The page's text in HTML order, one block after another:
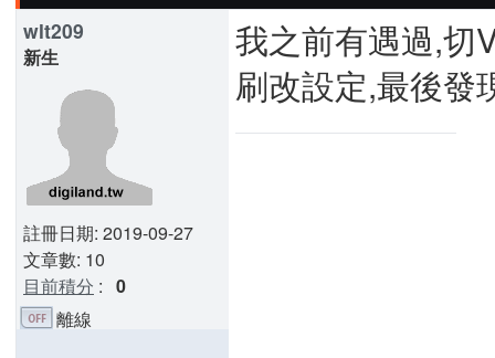
wlt209
新生
註冊日期: 2019-09-27
文章數: 10
目前積分 : 0
我之前有遇過,切
刷改設定,最後發
離線